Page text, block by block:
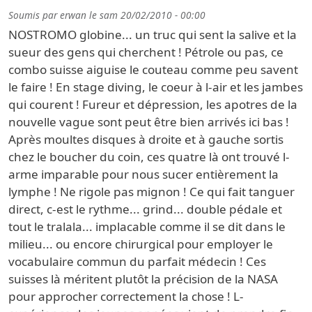
Soumis parerwan le sam 20/02/2010 - 00:00
NOSTROMO globine... un truc qui sent la salive et la
sueur des gens qui cherchent ! Pétrole ou pas, ce
combo suisse aiguise le couteau comme peu savent
le faire ! En stage diving, le coeur à l-air et les jambes
qui courent ! Fureur et dépression, les apotres de la
nouvelle vague sont peut être bien arrivés ici bas !
Après moultes disques à droite et à gauche sortis
chez le boucher du coin, ces quatre là ont trouvé l-
arme imparable pour nous sucer entièrement la
lymphe ! Ne rigole pas mignon ! Ce qui fait tanguer
direct, c-est le rythme... grind... double pédale et
tout le tralala... implacable comme il se dit dans le
milieu... ou encore chirurgical pour employer le
vocabulaire commun du parfait médecin ! Ces
suisses là méritent plutôt la précision de la NASA
pour approcher correctement la chose ! L-